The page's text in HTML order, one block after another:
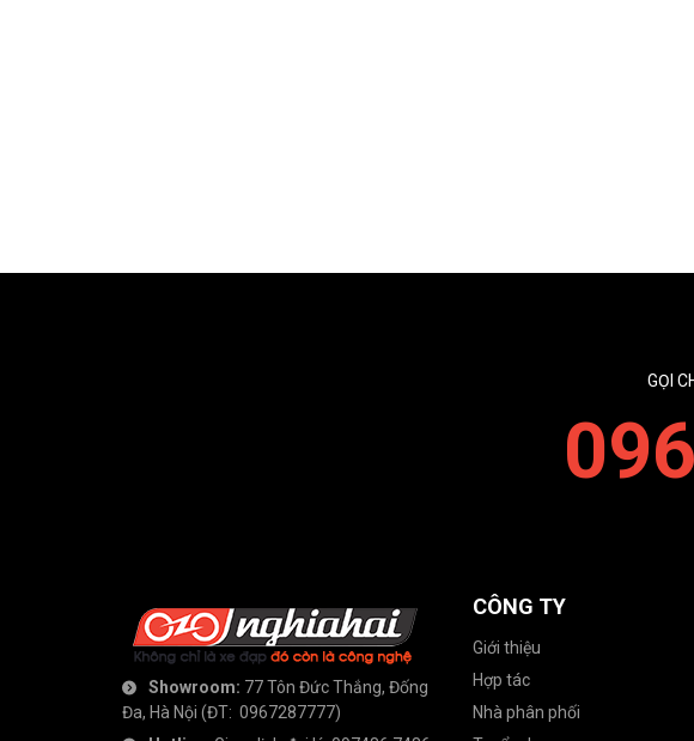
GỌI
Showroom: 77 Tôn Đức Thắng, Đống
Đa, Hà Nội (ĐT: 0967287777)
CÔNG TY
Giới thiệu
Hợp tác
Nhà phân phối